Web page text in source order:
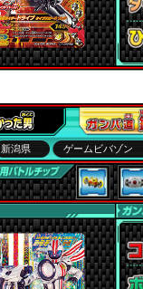
新潟県 ゲームビバゾン